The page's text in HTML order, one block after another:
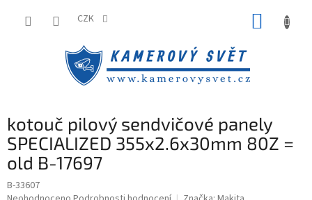
CZK
kotouč pilový sendvičové panely
SPECIALIZED 355x2.6x30mm 80Z =
old B-17697
B-33607